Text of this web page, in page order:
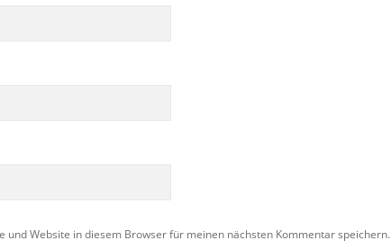
und Website in diesem Browser für meinen nächsten Kommentar speichern.